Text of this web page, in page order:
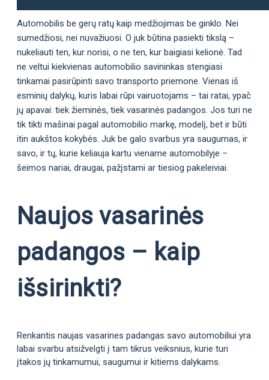
Automobilis be gerų ratų kaip medžiojimas be ginklo. Nei
sumedžiosi, nei nuvažiuosi. O juk būtina pasiekti tikslą –
nukeliauti ten, kur norisi, o ne ten, kur baigiasi kelionė. Tad
ne veltui kiekvienas automobilio savininkas stengiasi
tinkamai pasirūpinti savo transporto priemone. Vienas iš
esminių dalykų, kuris labai rūpi vairuotojams – tai ratai, ypač
jų apavai: tiek žieminės, tiek vasarinės padangos. Jos turi ne
tik tikti mašinai pagal automobilio markę, modelį, bet ir būti
itin aukštos kokybės. Juk be galo svarbus yra saugumas, ir
savo, ir tų, kurie keliauja kartu viename automobilyje –
šeimos nariai, draugai, pažįstami ar tiesiog pakeleiviai.
Naujos vasarinės
padangos – kaip
išsirinkti?
Renkantis naujas vasarines padangas savo automobiliui yra
labai svarbu atsižvelgti į tam tikrus veiksnius, kurie turi
įtakos jų tinkamumui, saugumui ir kitiems dalykams.